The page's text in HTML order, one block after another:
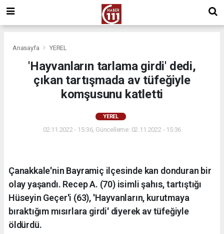
Anasayfa YEREL
'Hayvanların tarlama girdi' dedi,
çıkan tartışmada av tüfeğiyle
komşusunu katletti
YEREL
02.11.2022 - 15:36, Güncelleme: 02.11.2022 - 15:36
Çanakkale'nin Bayramiç ilçesinde kan donduran bir
olay yaşandı. Recep A. (70) isimli şahıs, tartıştığı
Hüseyin Geçer'i (63), 'Hayvanların, kurutmaya
bıraktığım mısırlara girdi' diyerek av tüfeğiyle
öldürdü.